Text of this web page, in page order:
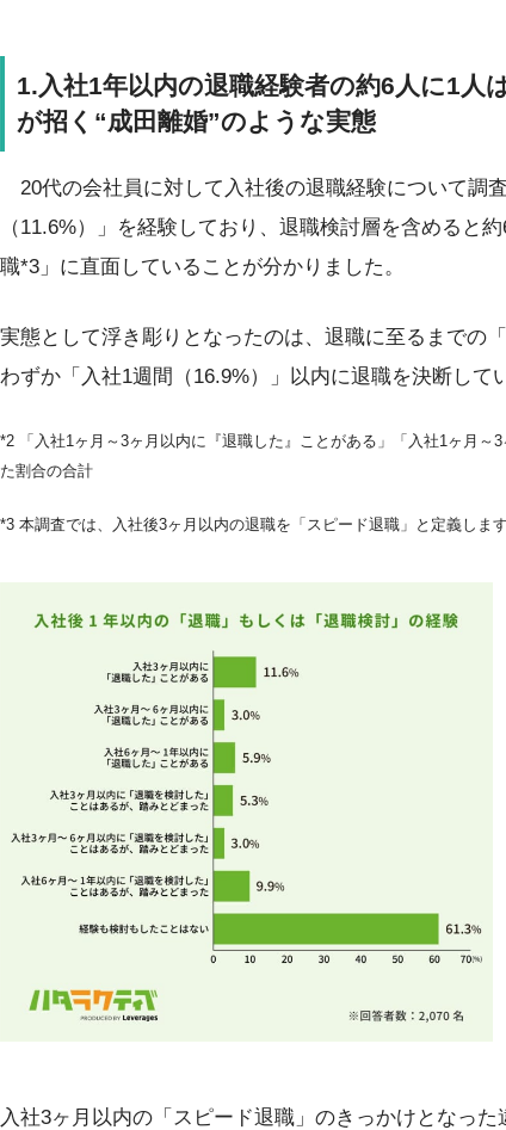
1.入社1年以内の退職経験者の約6人に1人
が招く“成田離婚”のような実態
20代の会社員に対して入社後の退職経験について調
（11.6%）」を経験しており、退職検討層を含めると
職*3」に直面していることが分かりました。
実態として浮き彫りとなったのは、退職に至るまでの
わずか「入社1週間（16.9%）」以内に退職を決断して
*2 「入社1ヶ月～3ヶ月以内に『退職した』ことがある」「入社1ヶ月
た割合の合計
*3 本調査では、入社後3ヶ月以内の退職を「スピード退職」と定義します
入社3ヶ月以内の「スピード退職」のきっかけとなっ